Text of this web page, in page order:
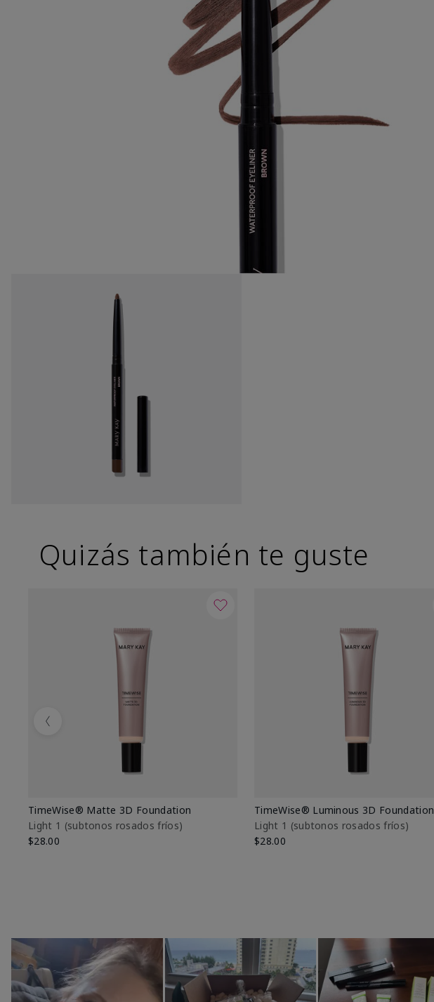
Quizás también te guste
TimeWise® Matte 3D Foundation
Light 1​ (subtonos rosados fríos)
$28.00
TimeWise® Luminous 3D Foundation
Light 1​ (subtonos rosados fríos)
$28.00
Previous